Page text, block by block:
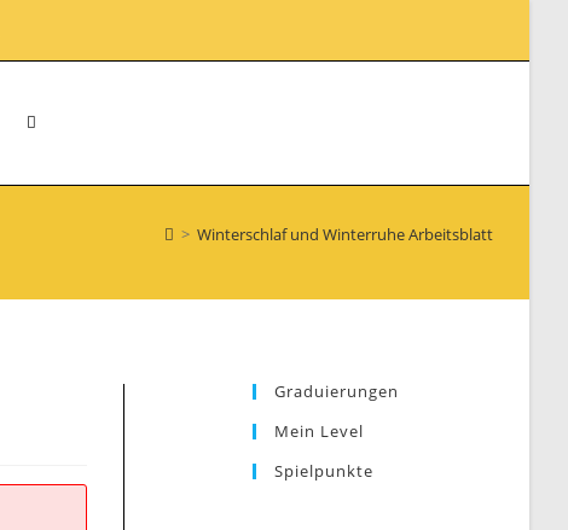
WEBSITE-
> Winterschlaf und Winterruhe Arbeitsblatt
Graduierungen
Mein Level
Spielpunkte